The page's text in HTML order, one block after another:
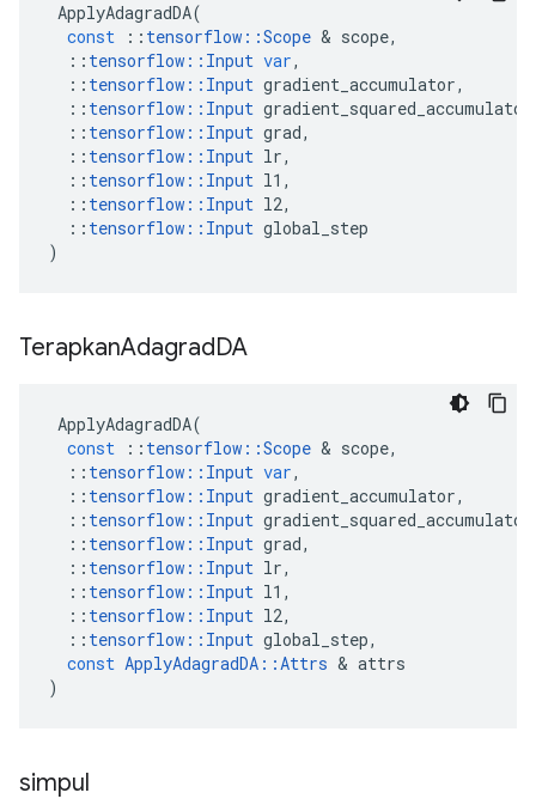
ApplyAdagradDA(
const
:: tensorflow ::Scope & scope,
:: tensorflow :: Input var,
:: tensorflow :: Input gradient_accumulator,
:: tensorflow :: Input gradient_squared_accumulator
:: tensorflow :: Input grad,
:: tensorflow :: Input lr,
:: tensorflow :: Input l1 ,
:: tensorflow :: Input l2,
:: tensorflow :: Input global_step
)
TerapkanAdagradDA
ApplyAdagradDA(
const
:: tensorflow ::Scope & scope,
:: tensorflow :: Input var,
:: tensorflow :: Input gradient_accumulator,
:: tensorflow :: Input gradient_squared_accumulator
:: tensorflow :: Input grad,
:: tensorflow :: Input lr,
:: tensorflow :: Input l1 ,
:: tensorflow :: Input l2,
:: tensorflow :: Input global_step,
const ApplyAdagradDA ::Attrs & attrs
)
simpul